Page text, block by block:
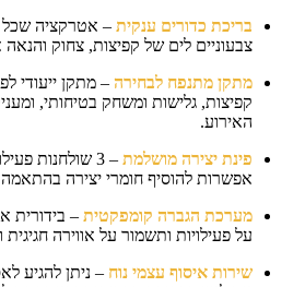
בריכת כדורים ענקית– אטרקציה שכל
צבעוניים לים של קפיצות, צחוק והנאה
מתקן מתנפח לבחירה– מתקן ייעודי
קפיצות, גלישות ומשחק בטיחותי, ומעניק
האירוע.
פינת יצירה מושלמת
אפשרות להוסיף חומרי יצירה בהתאמה
מערכת הגברה קומפקטית– בידורית
על פעילויות ותשמור על אווירה חגיגית
שירות איסוף עצמי נוח– ניתן להגיע